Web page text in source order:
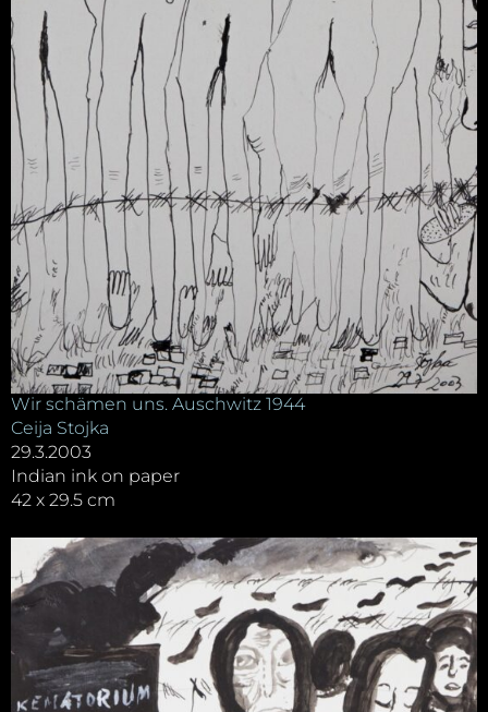
Wir schämen uns. Auschwitz 1944
Ceija Stojka
29.3.2003
Indian ink on paper
42 x 29.5 cm